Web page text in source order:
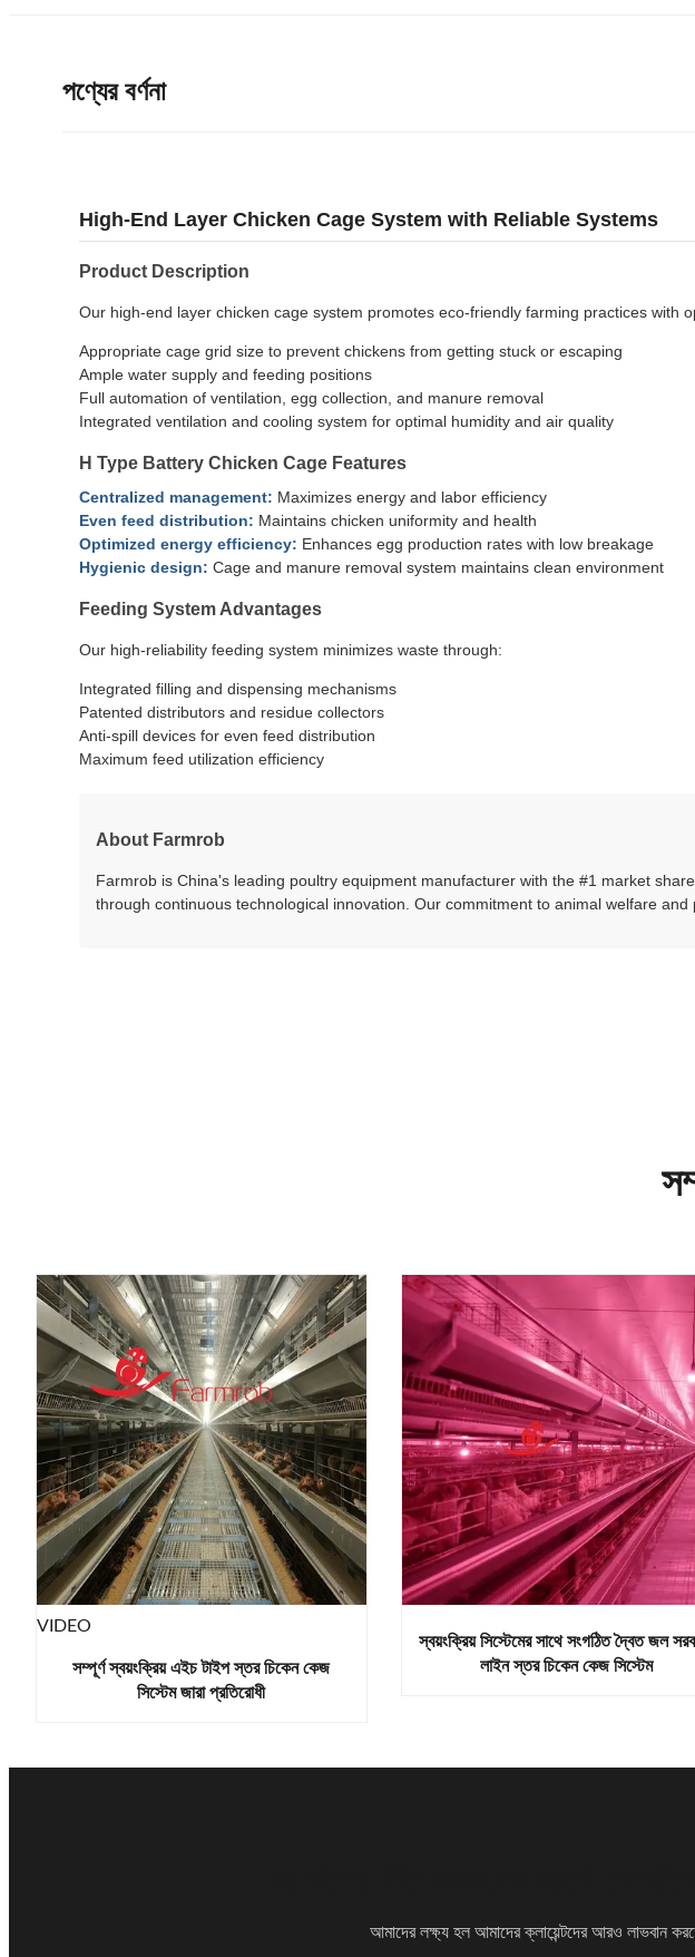
পণ্যের বর্ণনা
High-End Layer Chicken Cage System with Reliable Systems
Product Description
Our high-end layer chicken cage system promotes eco-friendly farming practices
Appropriate cage grid size to prevent chickens from getting stuck or escaping
Ample water supply and feeding positions
Full automation of ventilation, egg collection, and manure removal
Integrated ventilation and cooling system for optimal humidity and air quality
H Type Battery Chicken Cage Features
Centralized management: Maximizes energy and labor efficiency
Even feed distribution: Maintains chicken uniformity and health
Optimized energy efficiency: Enhances egg production rates with low breakage
Hygienic design: Cage and manure removal system maintains clean environment
Feeding System Advantages
Our high-reliability feeding system minimizes waste through:
Integrated filling and dispensing mechanisms
Patented distributors and residue collectors
Anti-spill devices for even feed distribution
Maximum feed utilization efficiency
About Farmrob
Farmrob is China's leading poultry equipment manufacturer with the #1 market
through continuous technological innovation. Our commitment to animal welfare
VIDEO
সম্পূর্ণ স্বয়ংক্রিয় এইচ টাইপ স্তর চিকেন কেজ
সিস্টেম জারা প্রতিরোধী
স্বয়ংক্রিয় সিস্টেমের সাথে সংগঠিত দ্বৈত জল
লাইন স্তর চিকেন কেজ সিস্টেম
আমাদের লক্ষ্য হল আমাদের ক্লায়েন্টদের আরও লাভবান